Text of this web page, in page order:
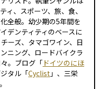
ィ、スポーツ、旅、食、
全般。幼少期の5年間を
デンティティのベースに
ズ、タマゴ――ワイン、日
ニング、ロードバイクラ
。ブログ「 ドイツのにほ
タル「Cyclist 」、三栄